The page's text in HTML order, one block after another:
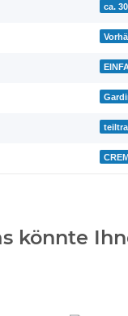
ca.
könnte